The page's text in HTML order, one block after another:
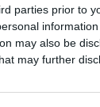
parties prior to
may also be
may further